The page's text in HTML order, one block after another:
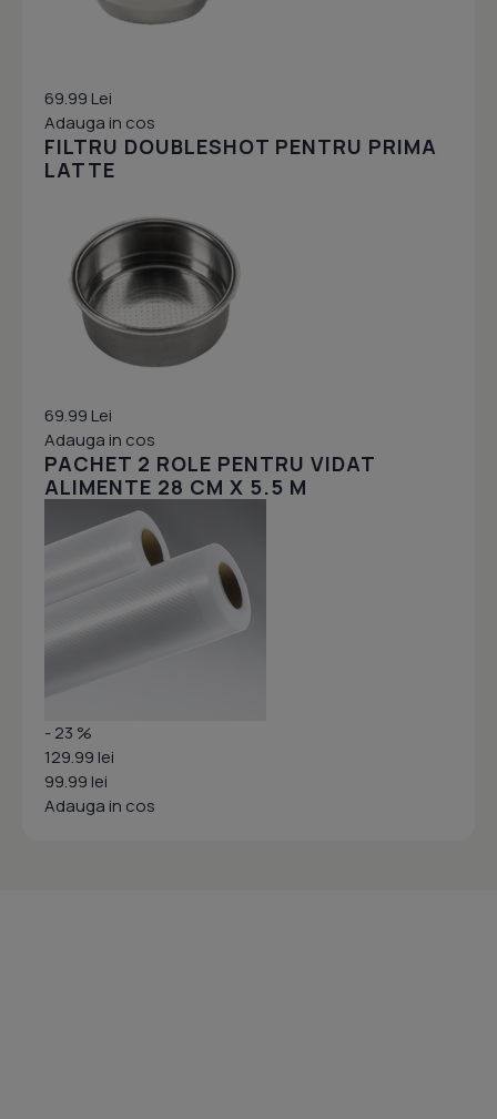
69.99 Lei
Adauga in cos
FILTRU DOUBLESHOT PENTRU PRIMA
LATTE
69.99 Lei
Adauga in cos
PACHET 2 ROLE PENTRU VIDAT
ALIMENTE 28 CM X 5.5 M
- 23 %
129.99 lei
99.99 lei
Adauga in cos